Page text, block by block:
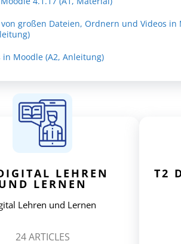
großen Dateien, Ordnern und Videos in
in Moodle (A2, Anleitung)
LEHREN
LERNEN
Lehren und Lernen
24ARTICLES
T2